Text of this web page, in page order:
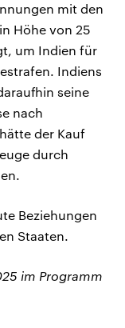
mit den
Höhe von 25
um Indien für
Indiens
seine
nach
der Kauf
durch
Beziehungen
Staaten.
im Programm